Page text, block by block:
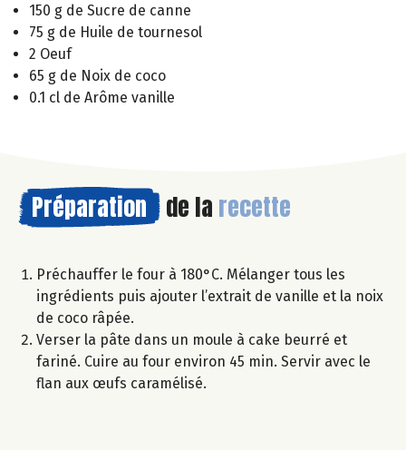
150 g de Sucre de canne
75 g de Huile de tournesol
2 Oeuf
65 g de Noix de coco
0.1 cl de Arôme vanille
Préparation de la recette
Préchauffer le four à 180°C. Mélanger tous les
ingrédients puis ajouter l’extrait de vanille et la noix
de coco râpée.
Verser la pâte dans un moule à cake beurré et
fariné. Cuire au four environ 45 min. Servir avec le
flan aux œufs caramélisé.